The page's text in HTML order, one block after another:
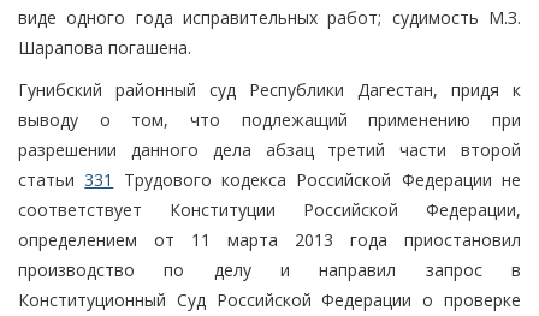
виде одного года исправительных работ; судимость М.З.
Шарапова погашена.
Гунибский районный суд Республики Дагестан, придя к
выводу о том, что подлежащий применению при
разрешении данного дела абзац третий части второй
статьи331
Трудового кодекса Российской Федерации не
соответствует Конституции Российской Федерации,
определением от 11 марта 2013 года приостановил
производство по делу и направил запрос в
Конституционный Суд Российской Федерации о проверке